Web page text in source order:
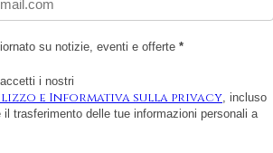
su notizie, eventi e offerte *
i nostri
e Informativa sulla privacy , incluso
il trasferimento delle tue informazioni personali a